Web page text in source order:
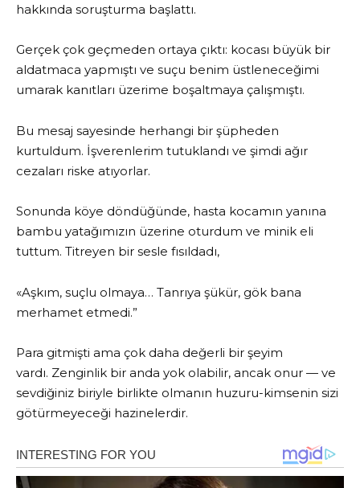
hakkında soruşturma başlattı.
Gerçek çok geçmeden ortaya çıktı: kocası büyük bir
aldatmaca yapmıştı ve suçu benim üstleneceğimi
umarak kanıtları üzerime boşaltmaya çalışmıştı.
Bu mesaj sayesinde herhangi bir şüpheden
kurtuldum. İşverenlerim tutuklandı ve şimdi ağır
cezaları riske atıyorlar.
Sonunda köye döndüğünde, hasta kocamın yanına
bambu yatağımızın üzerine oturdum ve minik eli
tuttum. Titreyen bir sesle fısıldadı,
«Aşkım, suçlu olmaya… Tanrıya şükür, gök bana
merhamet etmedi.”
Para gitmişti ama çok daha değerli bir şeyim
vardı. Zenginlik bir anda yok olabilir, ancak onur — ve
sevdiğiniz biriyle birlikte olmanın huzuru-kimsenin sizi
götürmeyeceği hazinelerdir.